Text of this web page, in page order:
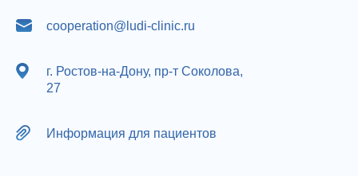
cooperation@ludi-clinic.ru
г. Ростов-на-Дону, пр-т Соколова,
27
Информация для пациентов